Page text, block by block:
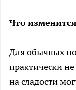
Что
Для обычных
практически
на сладости